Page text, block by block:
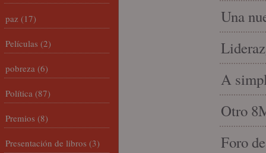
Una
A
Otro
Foro
paz (17)
Películas (2)
pobreza (6)
Política (87)
Premios (8)
Presentación de libros (3)